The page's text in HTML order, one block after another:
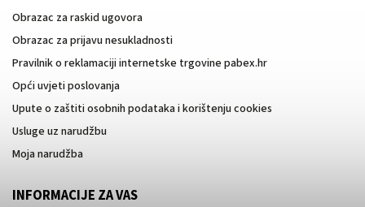
Obrazac za raskid ugovora
Obrazac za prijavu nesukladnosti
Pravilnik o reklamaciji internetske trgovine pabex.hr
Opći uvjeti poslovanja
Upute o zaštiti osobnih podataka i korištenju cookies
Usluge uz narudžbu
Moja narudžba
INFORMACIJE ZA VAS